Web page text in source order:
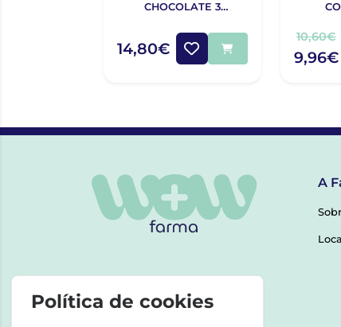
CHOCOLATE 3
14,80€
10,60€
9,96€
A
Política de cookies